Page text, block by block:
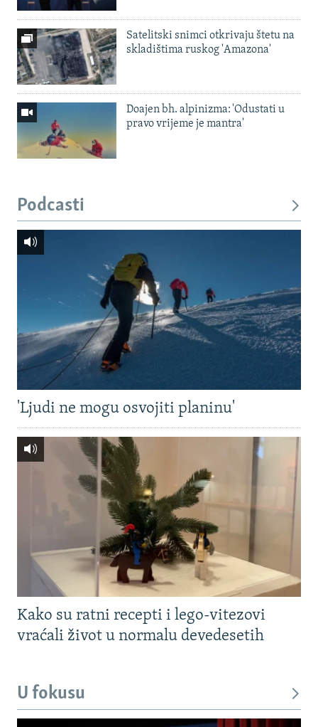
Satelitski snimci otkrivaju štetu na
skladištima ruskog 'Amazona'
Doajen bh. alpinizma: 'Odustati u
pravo vrijeme je mantra'
Podcasti
'Ljudi ne mogu osvojiti planinu'
Kako su ratni recepti i lego-vitezovi
vraćali život u normalu devedesetih
U fokusu